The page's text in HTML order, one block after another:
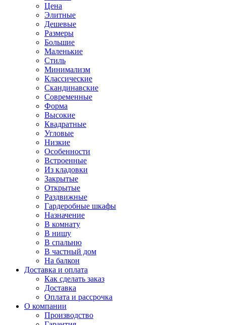
Цена
Элитные
Дешевые
Размеры
Большие
Маленькие
Стиль
Минимализм
Классические
Скандинавские
Современные
Форма
Высокие
Квадратные
Угловые
Низкие
Особенности
Встроенные
Из кладовки
Закрытые
Открытые
Раздвижные
Гардеробные шкафы
Назначение
В комнату
В нишу
В спальню
В частный дом
На балкон
Доставка и оплата
Как сделать заказ
Доставка
Оплата и рассрочка
О компании
Производство